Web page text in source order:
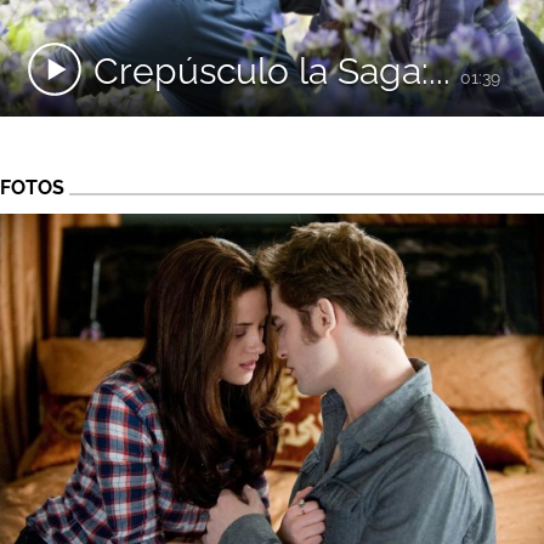
Crepúsculo la Saga:...01:39
FOTOS